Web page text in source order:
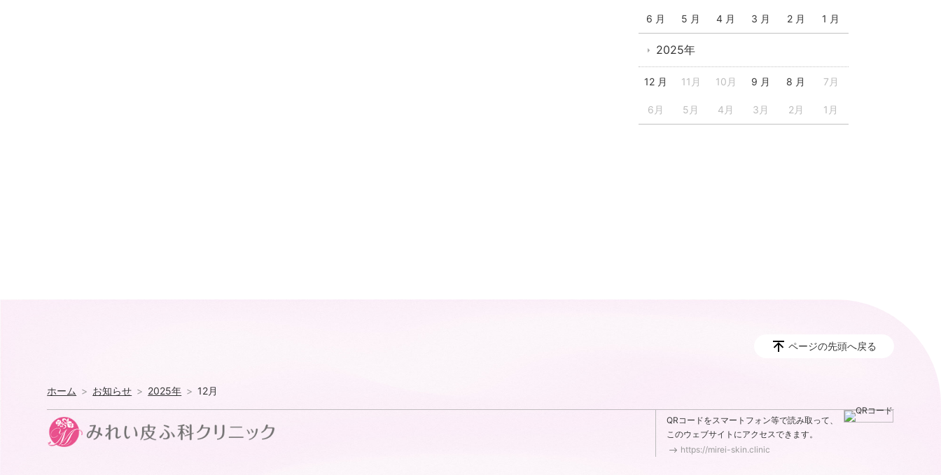
6 月 5 月 4 月 3 月 2 月 1 月
2025年
12 月 11月 10月 9 月 8 月 7月
6月 5月 4月 3月 2月 1月
ページの先頭へ戻る
ホーム お知らせ 2025年 12月
QRコードをスマートフォン等で読み取って、
このウェブサイトにアクセスできます。
https://mirei-skin.clinic